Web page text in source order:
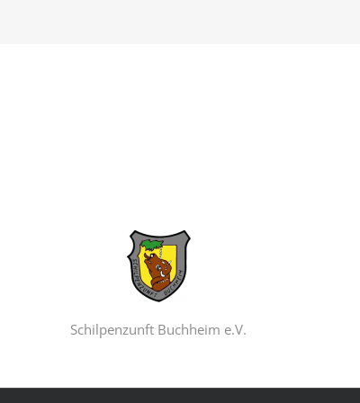
Schilpenzunft Buchheim e.V.